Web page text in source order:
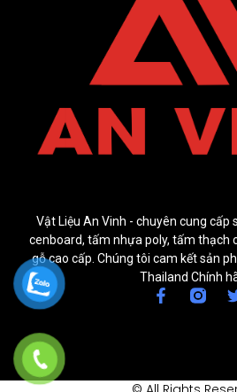
Vật Liệu An Vinh - chuyên cung
cenboard, tấm nhựa poly, tấm thạch
gỗ cao cấp. Chúng tôi cam kết sản
Thailand Chính